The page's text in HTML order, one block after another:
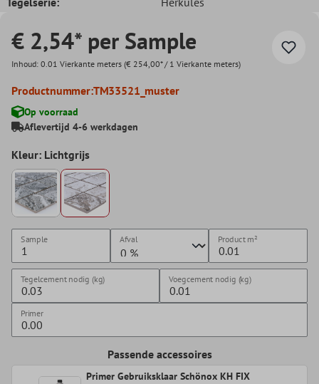
€ 2,54* per Sample
Inhoud: 0.01 Vierkante meters (€ 254,00* / 1 Vierkante meters)
Productnummer:TM33521_muster
Op voorraad
Aflevertijd 4-6 werkdagen
Kleur: Lichtgrijs
Sample Afval Productm²
Tegelcement nodig (kg) Voegcement nodig (kg)
Primer
Passende accessoires
Primer Gebruiksklaar Schönox KH FIX